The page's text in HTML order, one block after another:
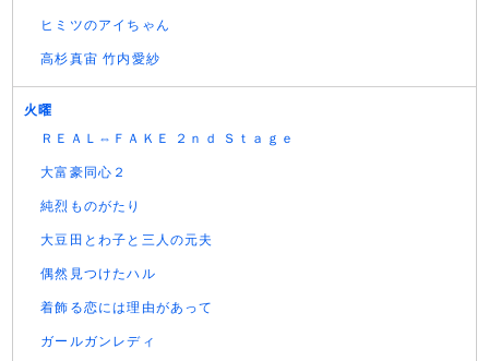
ヒミツのアイちゃん
高杉真宙 竹内愛紗
火曜
ＲＥＡＬ⇔ＦＡＫＥ ２ｎｄ Ｓｔａｇｅ
大富豪同心２
純烈ものがたり
大豆田とわ子と三人の元夫
偶然見つけたハル
着飾る恋には理由があって
ガールガンレディ